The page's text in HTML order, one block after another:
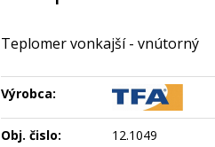
Teplomer vonkajší - vnútorný
Výrobca:
Obj. čislo:
12.1049